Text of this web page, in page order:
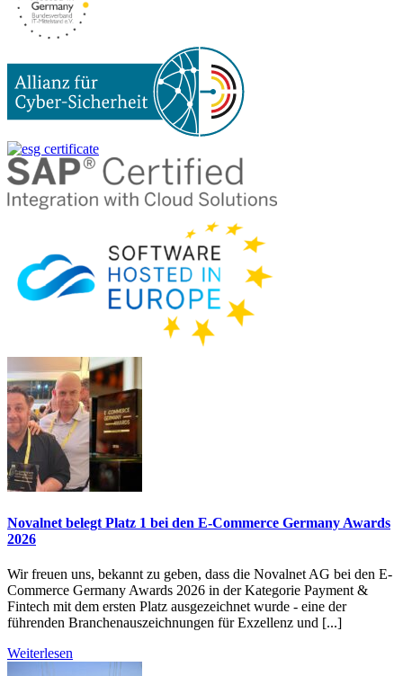
Novalnet belegt Platz 1 bei den E-Commerce Germany Awards
2026
Wir freuen uns, bekannt zu geben, dass die Novalnet AG bei den E-
Commerce Germany Awards 2026 in der Kategorie Payment &
Fintech mit dem ersten Platz ausgezeichnet wurde - eine der
führenden Branchenauszeichnungen für Exzellenz und [...]
Weiterlesen